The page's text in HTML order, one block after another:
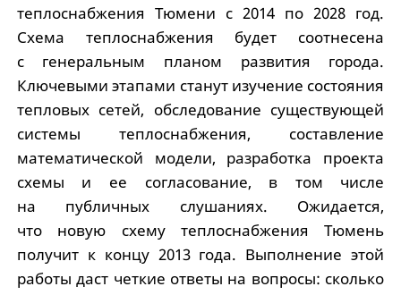
теплоснабжения Тюмени с 2014 по 2028 год.
Схема теплоснабжения будет соотнесена
с генеральным планом развития города.
Ключевыми этапами станут изучение состояния
тепловых сетей, обследование существующей
системы теплоснабжения, составление
математической модели, разработка проекта
схемы и ее согласование, в том числе
на публичных слушаниях. Ожидается,
что новую схему теплоснабжения Тюмень
получит к концу 2013 года. Выполнение этой
работы даст четкие ответы на вопросы: сколько